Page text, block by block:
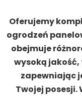
Oferujemy
ogrodzeń
obejmuje
wysoką
zapewniając
Twojej